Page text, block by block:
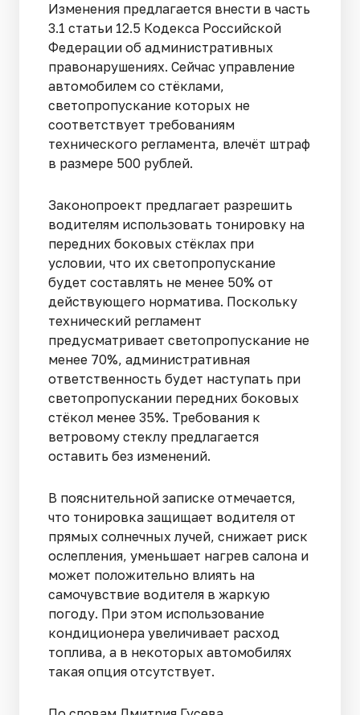
Изменения предлагается внести в часть
3.1 статьи 12.5 Кодекса Российской
Федерации об административных
правонарушениях. Сейчас управление
автомобилем со стёклами,
светопропускание которых не
соответствует требованиям
технического регламента, влечёт штраф
в размере 500 рублей.
Законопроект предлагает разрешить
водителям использовать тонировку на
передних боковых стёклах при
условии, что их светопропускание
будет составлять не менее 50% от
действующего норматива. Поскольку
технический регламент
предусматривает светопропускание не
менее 70%, административная
ответственность будет наступать при
светопропускании передних боковых
стёкол менее 35%. Требования к
ветровому стеклу предлагается
оставить без изменений.
В пояснительной записке отмечается,
что тонировка защищает водителя от
прямых солнечных лучей, снижает риск
ослепления, уменьшает нагрев салона и
может положительно влиять на
самочувствие водителя в жаркую
погоду. При этом использование
кондиционера увеличивает расход
топлива, а в некоторых автомобилях
такая опция отсутствует.